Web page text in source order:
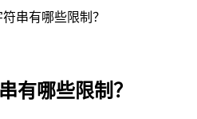
串有哪些限制？
有哪些限制？